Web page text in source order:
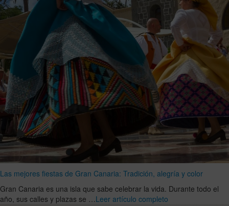
Las mejores fiestas de Gran Canaria: Tradición, alegría y color
Gran Canaria es una isla que sabe celebrar la vida. Durante todo el
año, sus calles y plazas se …Leer artículo completo